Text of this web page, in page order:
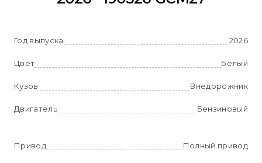
Год выпуска 2026
Цвет Белый
Кузов Внедорожник
Двигатель Бензиновый
Привод Полный привод